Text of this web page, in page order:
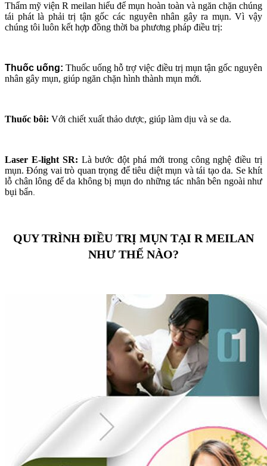
Thẩm mỹ viện R meilan hiểu để mụn hoàn toàn và ngăn chặn chúng
tái phát là phải trị tận gốc các nguyên nhân gây ra mụn. Vì vậy
chúng tôi luôn kết hợp đồng thời ba phương pháp điều trị:
Thuốc uống: Thuốc uống hỗ trợ việc điều trị mụn tận gốc nguyên
nhân gây mụn, giúp ngăn chặn hình thành mụn mới.
Thuốc bôi: Với chiết xuất thảo dược, giúp làm dịu và se da.
Laser E-light SR: Là bước đột phá mới trong công nghệ điều trị
mụn. Đóng vai trò quan trọng để tiêu diệt mụn và tái tạo da. Se khít
lỗ chân lông để da không bị mụn do những tác nhân bên ngoài như
bụi bẩn.
QUY TRÌNH ĐIỀU TRỊ MỤN TẠI R MEILAN
NHƯ THẾ NÀO?